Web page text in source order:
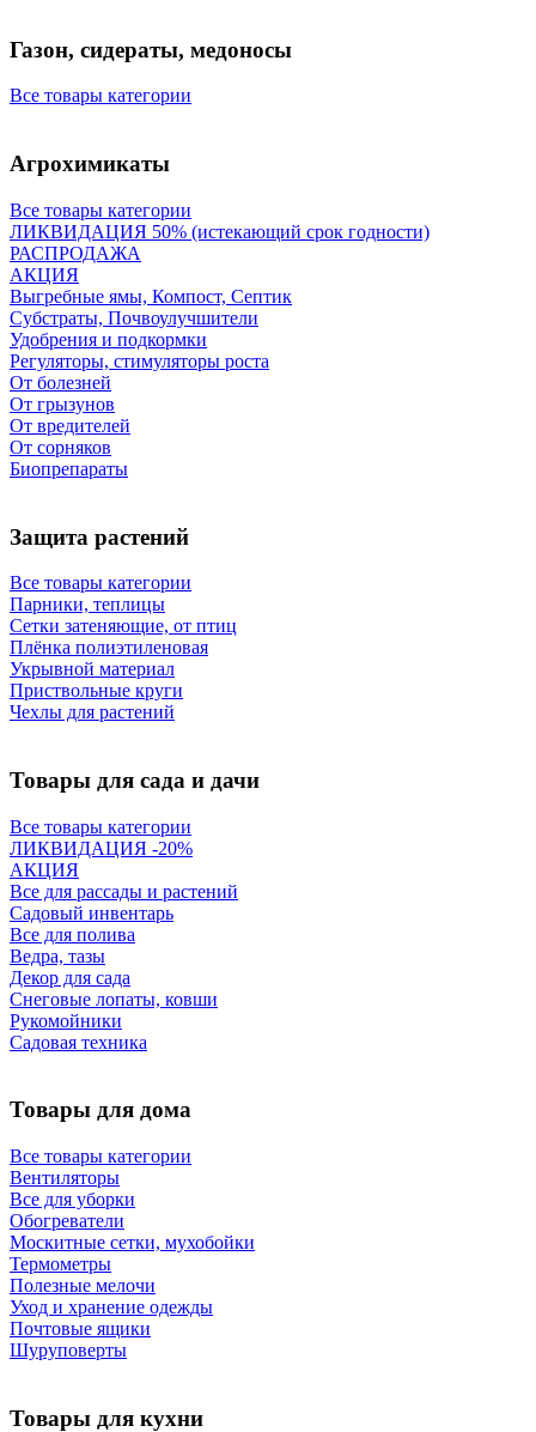
Газон, сидераты, медоносы
Все товары категории
Агрохимикаты
Все товары категории
ЛИКВИДАЦИЯ 50% (истекающий срок годности)
РАСПРОДАЖА
АКЦИЯ
Выгребные ямы, Компост, Септик
Субстраты, Почвоулучшители
Удобрения и подкормки
Регуляторы, стимуляторы роста
От болезней
От грызунов
От вредителей
От сорняков
Биопрепараты
Защита растений
Все товары категории
Парники, теплицы
Сетки затеняющие, от птиц
Плёнка полиэтиленовая
Укрывной материал
Приствольные круги
Чехлы для растений
Товары для сада и дачи
Все товары категории
ЛИКВИДАЦИЯ -20%
АКЦИЯ
Все для рассады и растений
Садовый инвентарь
Все для полива
Ведра, тазы
Декор для сада
Снеговые лопаты, ковши
Рукомойники
Садовая техника
Товары для дома
Все товары категории
Вентиляторы
Все для уборки
Обогреватели
Москитные сетки, мухобойки
Термометры
Полезные мелочи
Уход и хранение одежды
Почтовые ящики
Шуруповерты
Товары для кухни